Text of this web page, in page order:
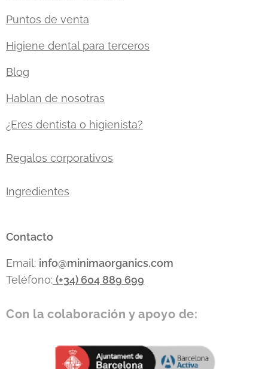
Puntos de venta
Higiene dental para terceros
Blog
Hablan de nosotras
¿Eres dentista o higienista?
Regalos corporativos
Ingredientes
Contacto
Email: info@minimaorganics.com
Teléfono: (+34) 604 889 699
Con la colaboración y apoyo de: